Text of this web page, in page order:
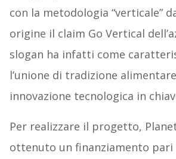
con la metodologia “verticale”
origine il claim Go Vertical
slogan ha infatti come
l’unione di tradizione
innovazione tecnologica in
Per realizzare il progetto,
ottenuto un finanziamento pari